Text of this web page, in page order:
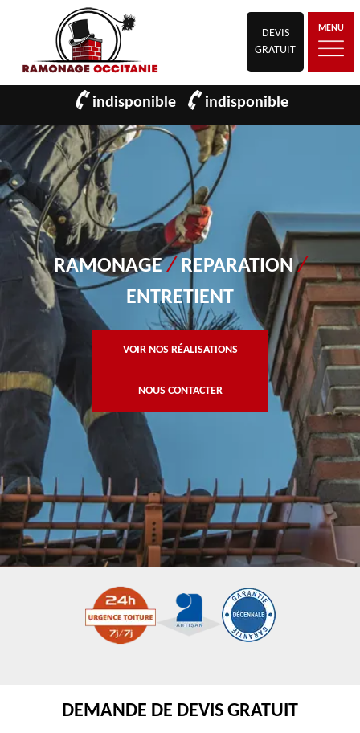
DEVIS
GRATUIT
MENU
indisponible indisponible
RAMONAGE/ REPARATION/
ENTRETIENT
VOIR NOS RÉALISATIONS
NOUS CONTACTER
DEMANDE DE DEVIS GRATUIT